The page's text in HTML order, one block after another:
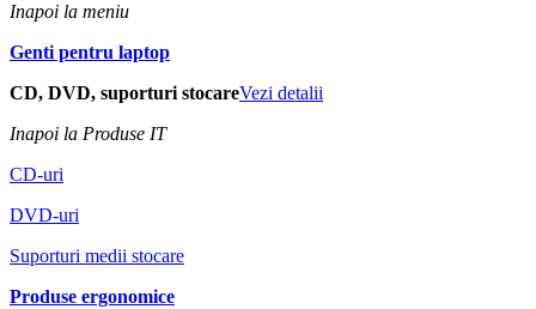
Inapoi la meniu
Genti pentru laptop
CD, DVD, suporturi stocareVezi detalii
Inapoi la Produse IT
CD-uri
DVD-uri
Suporturi medii stocare
Produse ergonomice